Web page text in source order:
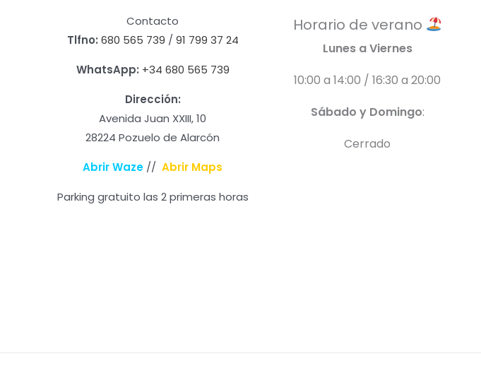
Contacto
Tlfno: 680 565 739 / 91 799 37 24
WhatsApp: +34 680 565 739
Dirección:
Avenida Juan XXIII, 10
28224 Pozuelo de Alarcón
Abrir Waze //Abrir Maps
Parking gratuito las 2 primeras horas
Horario de verano
Lunes a Viernes
10:00 a 14:00 / 16:30 a 20:00
Sábado y Domingo:
Cerrado